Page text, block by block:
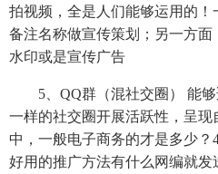
拍视频，全是人们能够运用的
备注名称做宣传策划；另一方
水印或是宣传广告
5、QQ群（混社交圈） 能够
一样的社交圈开展活跃性，呈
中，一般电子商务的才是多少？
好用的推广方法有什么网编就